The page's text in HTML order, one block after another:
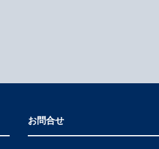
お問合せ